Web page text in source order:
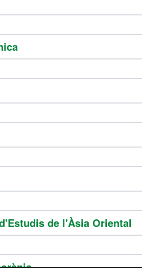
de l'Àsia Oriental